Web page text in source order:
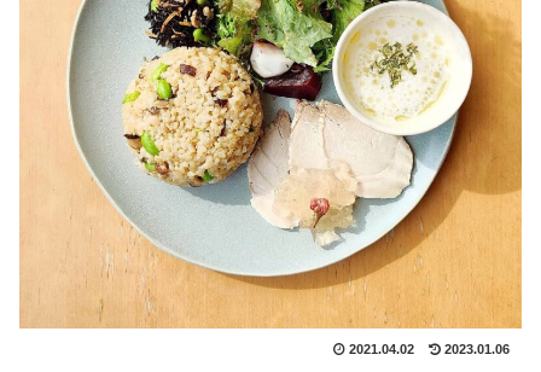
2021.04.02 2023.01.06